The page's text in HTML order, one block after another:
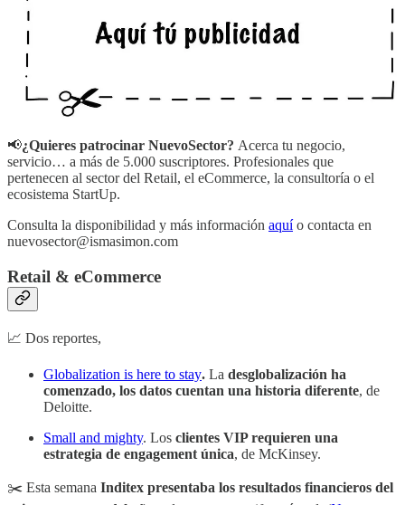
📢¿Quieres patrocinar NuevoSector? Acerca tu negocio,
servicio… a más de 5.000 suscriptores. Profesionales que
pertenecen al sector del Retail, el eCommerce, la consultoría o el
ecosistema StartUp.
Consulta la disponibilidad y más información aquío contacta en
nuevosector@ismasimon.com
Retail & eCommerce
📈 Dos reportes,
Globalization is here to stay. La desglobalización ha
comenzado, los datos cuentan una historia diferente, de
Deloitte.
Small and mighty. Los clientes VIP requieren una
estrategia de engagement única, de McKinsey.
✂️ Esta semana Inditex presentaba los resultados financieros del